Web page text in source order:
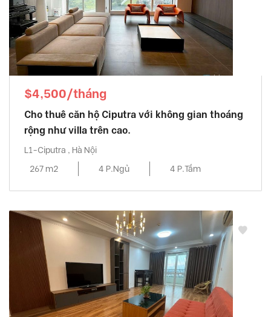
$4,500/tháng
Cho thuê căn hộ Ciputra với không gian thoáng
rộng như villa trên cao.
L1-Ciputra , Hà Nội
267 m2
4 P.Ngủ 4 P.Tắm